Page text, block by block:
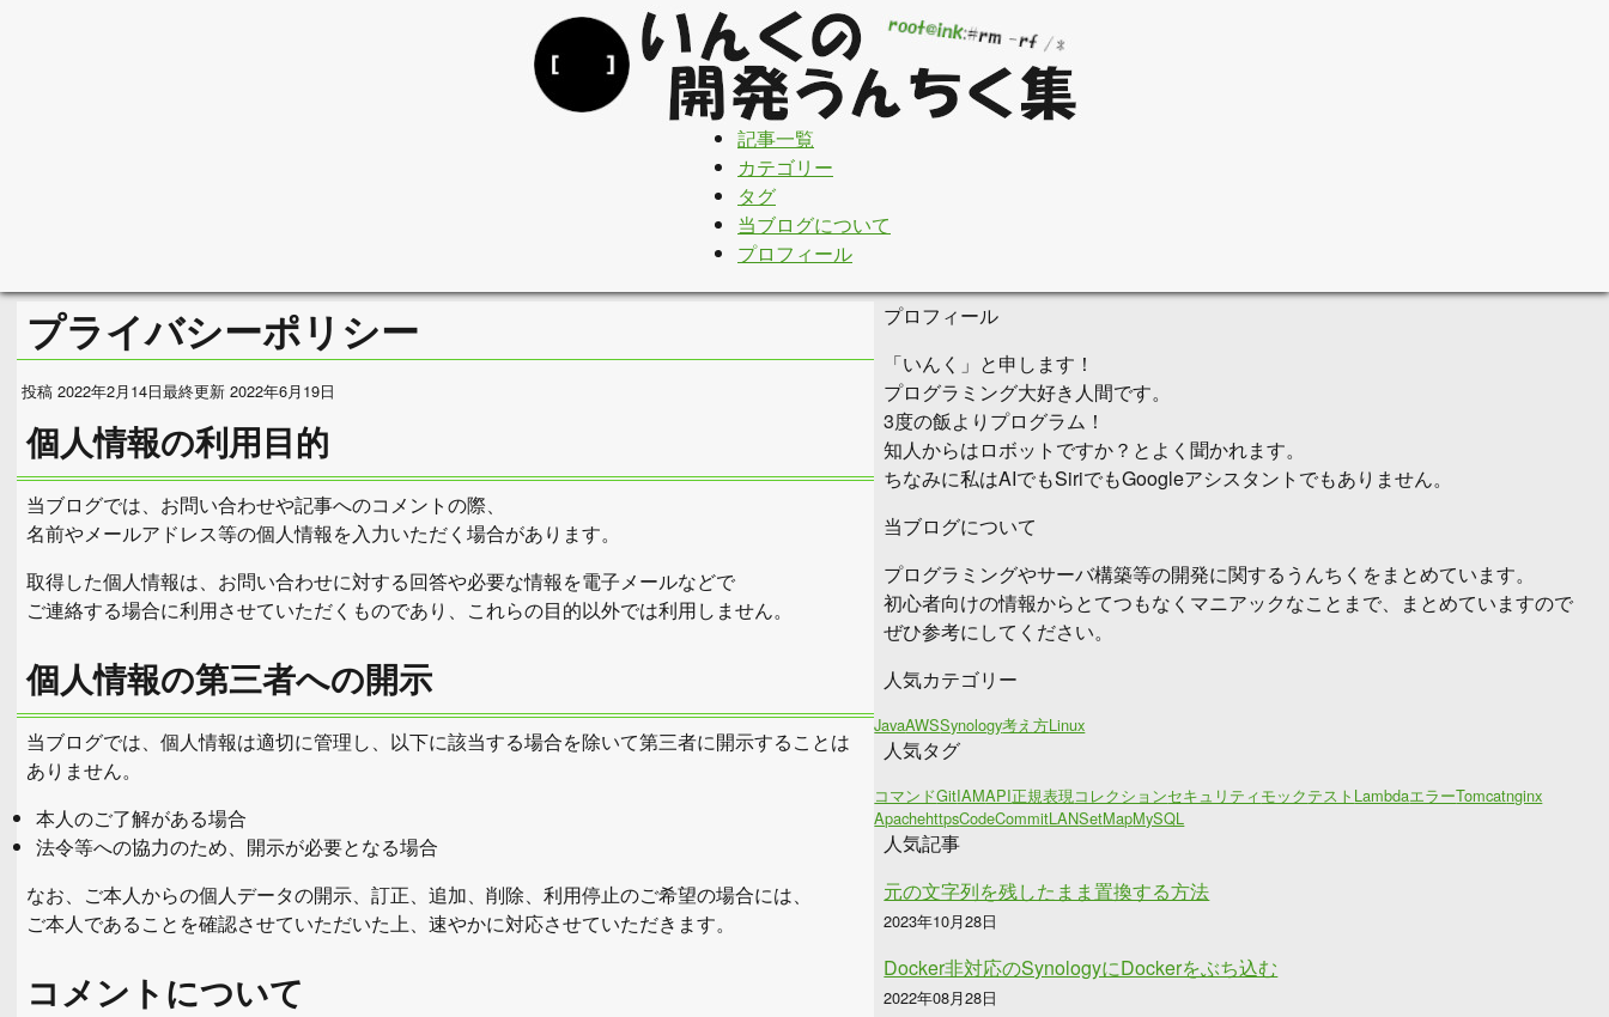
記事一覧
カテゴリー
タグ
当ブログについて
プロフィール
プライバシーポリシー
投稿 2022年2月14日最終更新 2022年6月19日
個人情報の利用目的
当ブログでは、お問い合わせや記事へのコメントの際、
名前やメールアドレス等の個人情報を入力いただく場合があります。
取得した個人情報は、お問い合わせに対する回答や必要な情報を電子メールなどで
ご連絡する場合に利用させていただくものであり、これらの目的以外では利用しません。
個人情報の第三者への開示
当ブログでは、個人情報は適切に管理し、以下に該当する場合を除いて第三者に開示することは
ありません。
本人のご了解がある場合
法令等への協力のため、開示が必要となる場合
なお、ご本人からの個人データの開示、訂正、追加、削除、利用停止のご希望の場合には、
ご本人であることを確認させていただいた上、速やかに対応させていただきます。
コメントについて
プロフィール
「いんく」と申します！
プログラミング大好き人間です。
3度の飯よりプログラム！
知人からはロボットですか？とよく聞かれます。
ちなみに私はAIでもSiriでもGoogleアシスタントでもありません。
当ブログについて
プログラミングやサーバ構築等の開発に関するうんちくをまとめています。
初心者向けの情報からとてつもなくマニアックなことまで、まとめていますので
ぜひ参考にしてください。
人気カテゴリー
JavaAWSSynology考え方Linux
人気タグ
コマンドGitIAMAPI正規表現コレクションセキュリティモックテスト LambdaエラーTomcatnginx
ApachehttpsCodeCommitLANSetMapMySQL
人気記事
元の文字列を残したまま置換する方法
2023年10月28日
Docker非対応のSynologyにDockerをぶち込む
2022年08月28日